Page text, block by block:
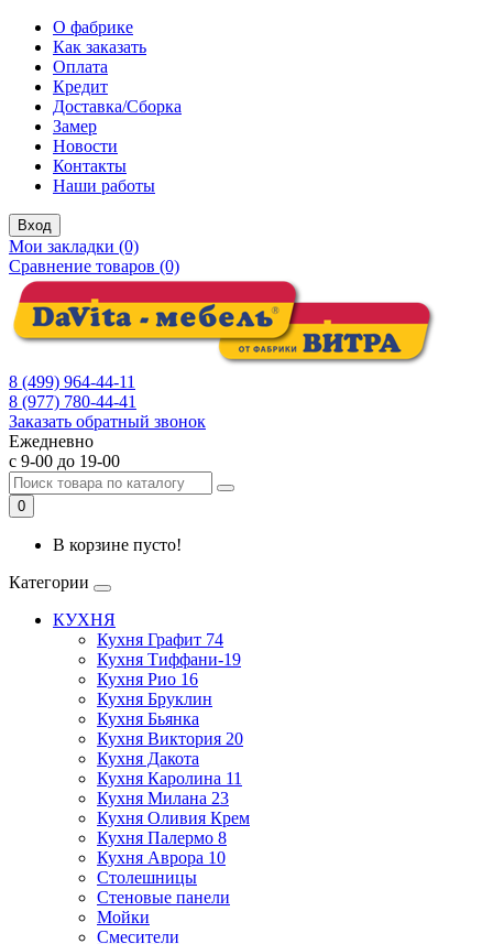
О фабрике
Как заказать
Оплата
Кредит
Доставка/Сборка
Замер
Новости
Контакты
Наши работы
Вход
Мои закладки (0)
Сравнение товаров (0)
8 (499) 964-44-11
8 (977) 780-44-41
Заказать обратный звонок
Ежедневно
с 9-00 до 19-00
0
В корзине пусто!
Категории
КУХНЯ
Кухня Графит 74
Кухня Тиффани-19
Кухня Рио 16
Кухня Бруклин
Кухня Бьянка
Кухня Виктория 20
Кухня Дакота
Кухня Каролина 11
Кухня Милана 23
Кухня Оливия Крем
Кухня Палермо 8
Кухня Аврора 10
Столешницы
Стеновые панели
Мойки
Смесители